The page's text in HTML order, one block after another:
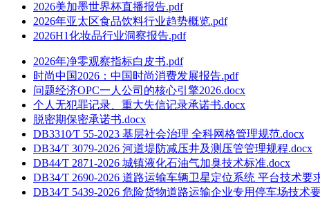
2026美加墨世界杯直播报告.pdf
2026年亚太区食品饮料行业趋势概览.pdf
2026H1化妆品行业洞察报告.pdf
2026年净零观察指标白皮书.pdf
时尚中国2026：中国时尚消费发展报告.pdf
问题经济OPC一人公司的核心引擎2026.docx
个人无犯罪记录、重大失信记录承诺书.docx
脱密期保密承诺书.docx
DB3310∕T 55-2023 基层社会治理 全科网格管理规范.docx
DB34∕T 3079-2026 河道堤防减压井及测压管管理规程.docx
DB44∕T 2871-2026 城镇液化石油气加臭技术标准.docx
DB34∕T 2690-2026 道路运输车辆卫星定位系统 平台技术要
DB34∕T 5439-2026 危险货物道路运输企业专用停车场技术